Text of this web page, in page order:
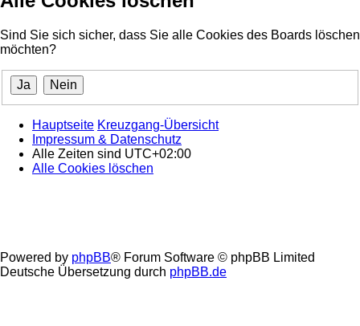
Sind Sie sich sicher, dass Sie alle Cookies des Boards löschen
möchten?
Hauptseite Kreuzgang-Übersicht
Impressum & Datenschutz
Alle Zeiten sind UTC+02:00
Alle Cookies löschen
Powered by phpBB® Forum Software © phpBB Limited
Deutsche Übersetzung durch phpBB.de